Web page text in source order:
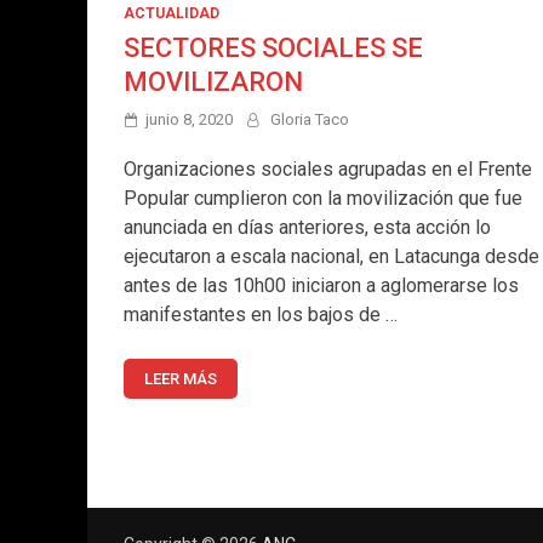
ACTUALIDAD
SECTORES SOCIALES SE
MOVILIZARON
junio 8, 2020 Gloria Taco
Organizaciones sociales agrupadas en el Frente
Popular cumplieron con la movilización que fue
anunciada en días anteriores, esta acción lo
ejecutaron a escala nacional, en Latacunga desde
antes de las 10h00 iniciaron a aglomerarse los
manifestantes en los bajos de …
LEER MÁS